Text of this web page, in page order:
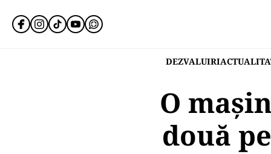
DEZVALUIRI
O
două